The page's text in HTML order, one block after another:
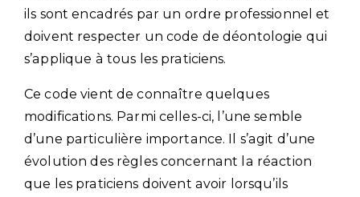
ils sont encadrés par un ordre professionnel et
doivent respecter un code de déontologie qui
s’applique à tous les praticiens.
Ce code vient de connaître quelques
modifications. Parmi celles-ci, l’une semble
d’une particulière importance. Il s’agit d’une
évolution des règles concernant la réaction
que les praticiens doivent avoir lorsqu’ils